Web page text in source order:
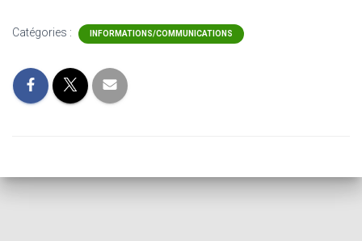
Catégories : INFORMATIONS/COMMUNICATIONS